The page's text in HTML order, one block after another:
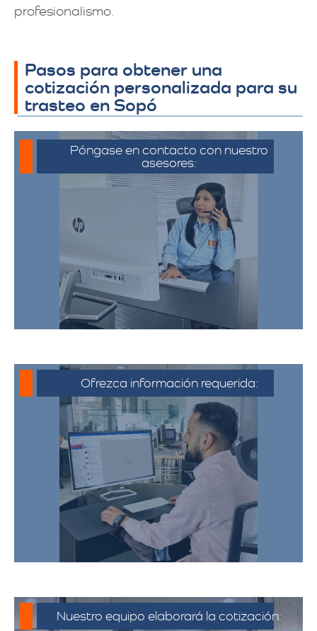
profesionalismo.
Pasos para obtener una
cotización personalizada para su
trasteo en Sopó
Póngase en contacto con nuestro
asesores:
Para iniciar el proceso de solicitud de
cotización, puede comunicarse a través
de whatsapp haciendo click en cotizar.​
Ofrezca información requerida:
Debe proporcionar información detallada
sobre la mudanza, incluyendo la dirección
de origen y destino, el tipo y cantidad de
pertenencias.​
Nuestro equipo elaborará la cotización: